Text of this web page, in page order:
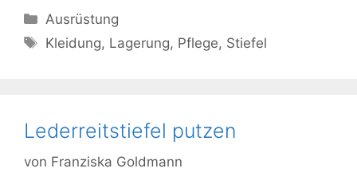
Kategorien
Ausrüstung
Schlagwörter
Kleidung, Lagerung, Pflege, Stiefel
Lederreitstiefel putzen
von Franziska Goldmann